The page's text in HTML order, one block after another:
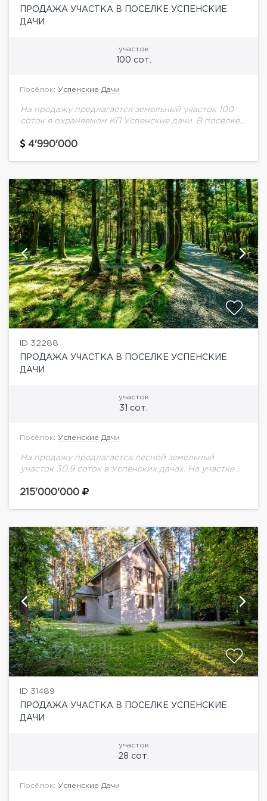
ПРОДАЖА УЧАСТКА В ПОСЕЛКЕ УСПЕНСКИЕ
ДАЧИ
участок
100 сот.
Посёлок: Успенские Дачи
На продажу предлагается земельный участок 100
соток в охраняемом КП Успенские дачи. В поселке
озером, удобный выезд на Рублево-Успенское
4'990'000
ID 32288
ПРОДАЖА УЧАСТКА В ПОСЕЛКЕ УСПЕНСКИЕ
ДАЧИ
участок
31 сот.
Посёлок: Успенские Дачи
На продажу предлагается лесной земельный
участок 30,9 соток в Успенских дачах. На участке
215'000'000
ID 31489
ПРОДАЖА УЧАСТКА В ПОСЕЛКЕ УСПЕНСКИЕ
ДАЧИ
участок
28 сот.
Посёлок: Успенские Дачи